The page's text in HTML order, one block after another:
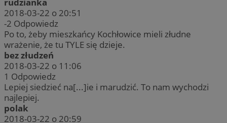
2018-03-22 o 20:51
-2 Odpowiedz
Po to, żeby mieszkańcy Kochłowice mieli złudne
wrażenie, że tu TYLE się dzieje.
bez złudzeń
2018-03-22 o 11:06
1 Odpowiedz
Lepiej siedzieć na[...]ie i marudzić. To nam wychodzi
najlepiej.
polak
2018-03-22 o 20:59